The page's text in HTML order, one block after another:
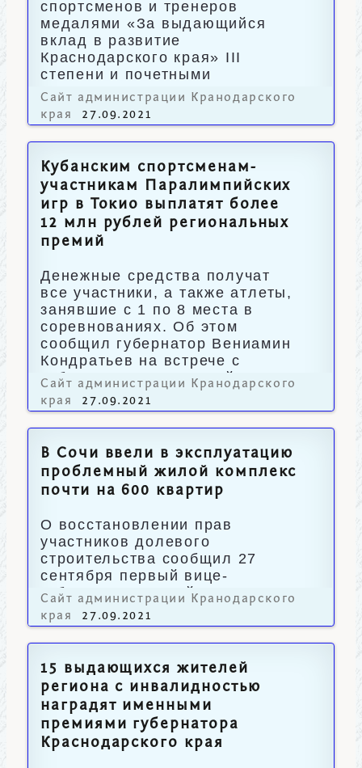
спортсменов и тренеров
медалями «За выдающийся
вклад в развитие
Краснодарского края» III
степени и почетными
грамотами администрации.
Сайт администрации Кранодарского
края
27.09.2021
Кубанским спортсменам-
участникам Паралимпийских
игр в Токио выплатят более
12 млн рублей региональных
премий
Денежные средства получат
все участники, а также атлеты,
занявшие с 1 по 8 места в
соревнованиях. Об этом
сообщил губернатор Вениамин
Кондратьев на встрече с
кубанскими паралимпийцами.
Сайт администрации Кранодарского
края
27.09.2021
В Сочи ввели в эксплуатацию
проблемный жилой комплекс
почти на 600 квартир
О восстановлении прав
участников долевого
строительства сообщил 27
сентября первый вице-
губернатор Андрей Алексеенко.
Сайт администрации Кранодарского
края
27.09.2021
15 выдающихся жителей
региона с инвалидностью
наградят именными
премиями губернатора
Краснодарского края